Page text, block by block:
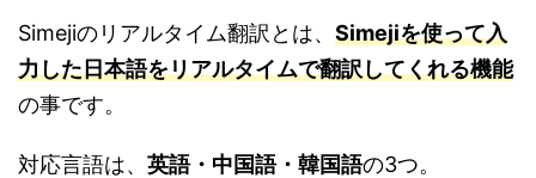
Simejiのリアルタイム翻訳とは、 Simejiを使って入
力した日本語をリアルタイムで翻訳してくれる機能
の事です。
対応言語は、 英語・中国語・韓国語の3つ。